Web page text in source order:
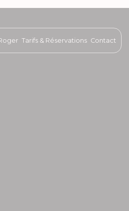
Tarifs & Réservations Contact